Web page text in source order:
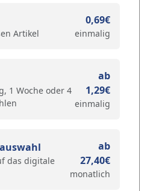
Artikel
0,69€
einmalig
1 Woche oder 4
ab
1,29€
einmalig
das digitale
ab
27,40€
monatlich